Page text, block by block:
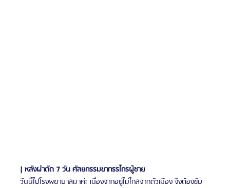
| หลังผ่าตัด 7 วัน ศัลยกรรมขากรรไกรผู้ชาย
วันนี้ไปโรงพยาบาลมาค่ะ เนื่องจากอยู่ไม่ไกลจากตัวเมือง จึงต้องขับ